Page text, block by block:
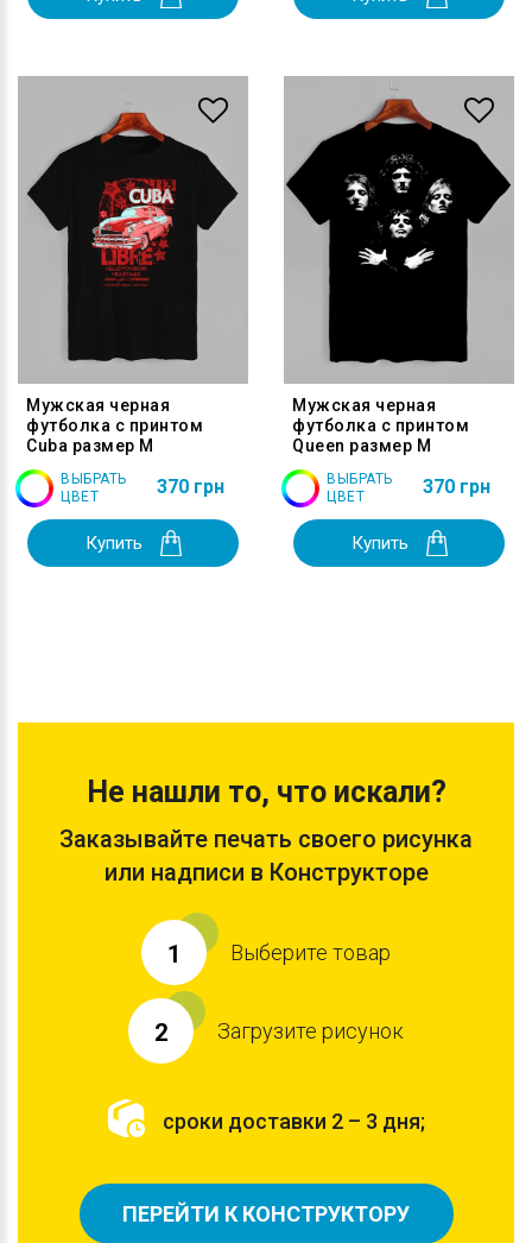
Мужская черная
футболка с принтом
Cuba размер M
ВЫБРАТЬ
ЦВЕТ
370 грн
Купить
Мужская черная
футболка с принтом
Queen размер M
ВЫБРАТЬ
ЦВЕТ
370 грн
Купить
Не нашли то, что искали?
Заказывайте печать своего рисунка
или надписи в Конструкторе
1 Выберите товар
2 Загрузите рисунок
сроки доставки 2 – 3 дня;
ПЕРЕЙТИ К КОНСТРУКТОРУ